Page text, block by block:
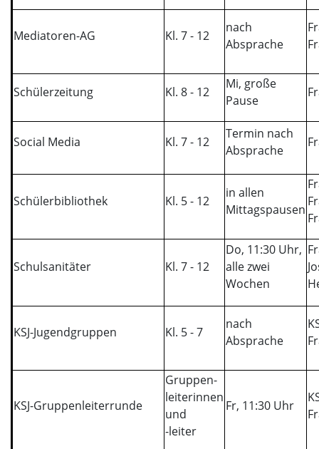
Mediatoren-AG Kl. 7 - 12
nach
Absprache
Schülerzeitung Kl. 8 - 12
Mi, große
Pause
Social Media Kl. 7 - 12
Termin nach
Absprache
Schülerbibliothek Kl. 5 - 12
in allen
Mittagspausen
Schulsanitäter Kl. 7 - 12
Do, 11:30 Uhr,
alle zwei
Wochen
KSJ-Jugendgruppen Kl. 5 - 7
nach
Absprache
KSJ-Gruppenleiterrunde
Gruppen-
leiterinnen
und
-leiter
Fr, 11:30 Uhr